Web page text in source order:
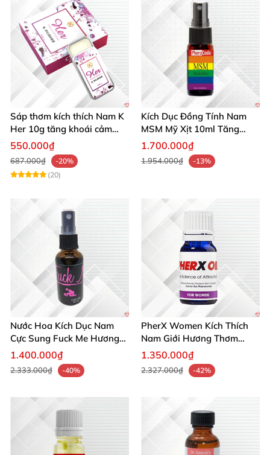
Sáp thơm kích thích Nam K
Her 10g tăng khoái cảm
phái mạnh
550.000₫
687.000₫
-20%
(20)
Kích Dục Đồng Tính Nam
MSM Mỹ Xịt 10ml Tăng
Ham Muốn Gay
1.700.000₫
1.954.000₫ -13%
Nước Hoa Kích Dục Nam
Cực Sung Fuck Me Hương
Thơm Gợi Tình
1.400.000₫
2.333.000₫ -40%
PherX Women Kích Thích
Nam Giới Hương Thơm
Quyến Rũ Độc Quyền
1.350.000₫
2.327.000₫ -42%